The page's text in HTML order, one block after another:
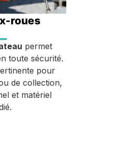
roues
permet
toute sécurité.
pour
de collection,
et matériel